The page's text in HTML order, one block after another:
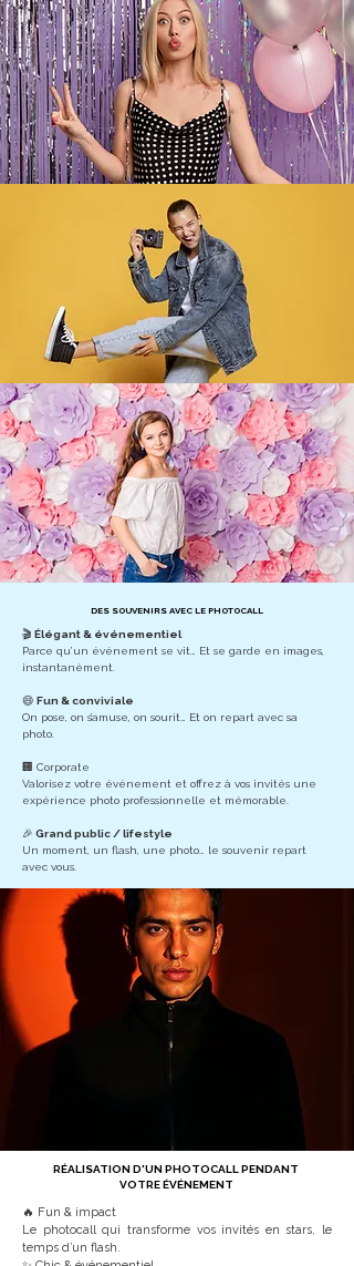
DES SOUVENIRS AVEC LE PHOTOCALL
🎬 Élégant & événementiel
Parce qu’un événement se vit… Et se garde en images,
instantanément.
😄 Fun & conviviale
On pose, on s’amuse, on sourit… Et on repart avec sa
photo.
🏢 Corporate
Valorisez votre événement et offrez à vos invités une
expérience photo professionnelle et mémorable.
🎉 Grand public / lifestyle
Un moment, un flash, une photo… le souvenir repart
avec vous.
RÉALISATION D'UN PHOTOCALL PENDANT
VOTRE ÉVÉNEMENT
🔥 Fun & impact
Le photocall qui transforme vos invités en stars, le
temps d’un flash.